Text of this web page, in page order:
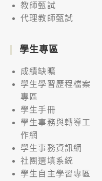
教師甄試
代理教師甄試
學生專區
成績缺曠
學生學習歷程檔案
專區
學生手冊
學生事務與轉導工
作網
學生事務資訊網
社團選填系統
學生自主學習專區